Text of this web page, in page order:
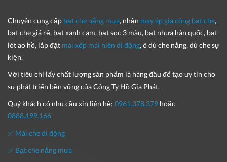
Chuyên cung cấp bạt che nắng mưa, nhận may ép gia công bạt che,
bạt che giá rẻ, bạt xanh cam, bạt sọc 3 màu, bạt nhựa hàn quốc, bạt
lót ao hồ, lắp đặt mái xếp mái hiên di động, ô dù che nắng, dù che sự
kiện.
Với tiêu chí lấychất lượng sản phẩm là hàng đầu để tạo uy tín cho
sự phát triển bền vững củaCông Ty Hồ Gia Phát.
Quý khách có nhu cầu xin liên hệ: 0961.378.379 hoặc
0888.199.166
✅ Mái che di động
✅ Bạt che nắng mưa